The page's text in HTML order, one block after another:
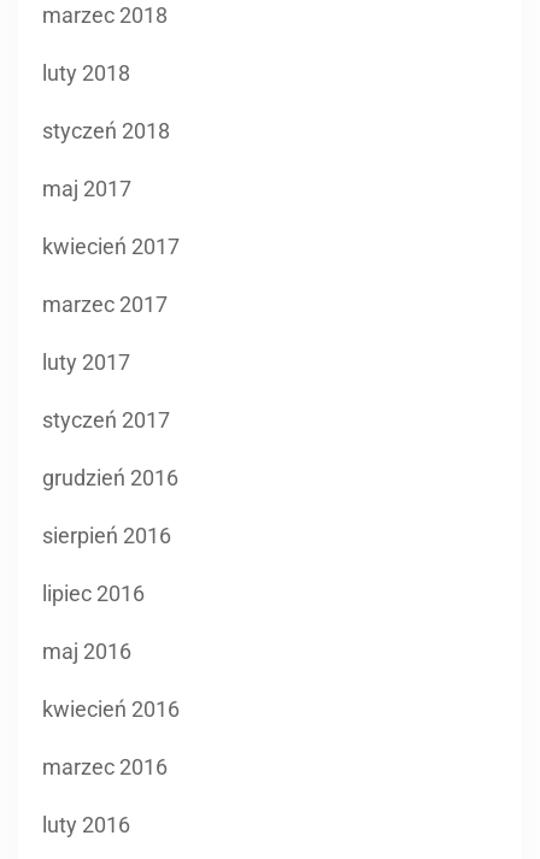
marzec 2018
luty 2018
styczeń 2018
maj 2017
kwiecień 2017
marzec 2017
luty 2017
styczeń 2017
grudzień 2016
sierpień 2016
lipiec 2016
maj 2016
kwiecień 2016
marzec 2016
luty 2016